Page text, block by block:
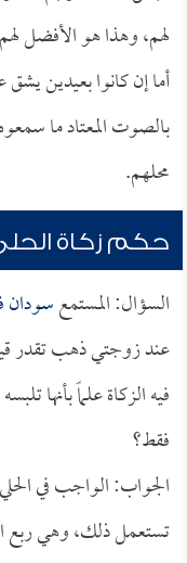
لهم، وهذا هو الأفضل
أما إن كانوا بعيدين
بالصوت المعتاد ما
محلهم.
حكم زكاة
السؤال: المستمعسودان
عند زوجتي ذهب تقدر
فيه الزكاة علماً بأنها
فقط؟
الجواب: الواجب في
تستعمل ذلك، وهي ربع